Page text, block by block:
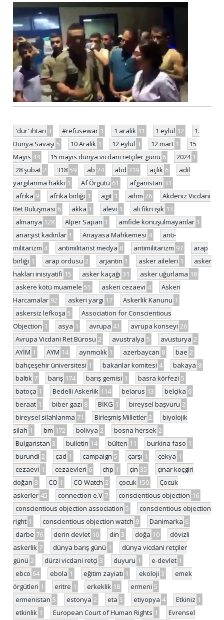
'dur' ihtarı 3 #refusewar 1 1 aralık 11 1 eylül 12
1.
Dünya Savaşı 5 10 Aralık 1 12 eylül 3 12 mart 1
15
Mayıs 44 15 mayıs dünya vicdani retçiler günü 6 2024 1
28 şubat 2 318 59 ab 24 abd 319 açlık 6
adil
yargılanma hakkı 1 Af Örgütü 61 afganistan 31
afrika 9 afrika birliği 1 agit 1 aihm 26
Akdeniz Vicdani
Ret Buluşması 6 akka 1 alevi 1 ali fikri ışık 13
almanya 128 Alper Sapan 1 amfide konuşulmayanlar 1
anarşist kadınlar 1 Anayasa Mahkemesi 4
anti-
militarizm 4 antimilitarist medya 8 antimilitarizm 97
arap
birliği 1 arap ordusu 2 arjantin 1 asker aileleri 1
asker
hakları inisiyatifi 15 asker kaçağı 31 asker uğurlama 18
askere kötü muamele 55 askeri cezaevi 4
Askeri
Harcamalar 92 askeri yargı 17 Askerlik Kanunu 1
askersiz lefkoşa 5
Association for Conscientious
Objection 1 asya 1 avrupa 41 avrupa konseyi 26
Avrupa Vicdani Ret Bürosu 2 avustralya 5 avusturya 2
AYİM 1 AYM 14 ayrımcılık 1 azerbaycan 8 bae 2
bahçeşehir üniversitesi 1 bakanlar komitesi 4 bakaya 8
baltık 7 barış 174 barış gemisi 1 basra körfezi 5
batoça 1 Bedelli Askerlik 114 belarus 13 belçika 6
beraat 1 biber gazı 8 BİKG 1 bireysel başvuru 2
bireysel silahlanma 71 Birleşmiş Milletler 2
biyolojik
silah 1 bm 172 bolivya 2 bosna hersek 2
Bulgaristan 3 bulletin 14 bülten 11 burkina faso 1
burundi 2 çad 1 campaign 5 çarşı 1 çekya 1
cezaevi 1 cezaevleri 6 chp 1 çin 35
çınar koçgiri
doğan 3 CO 1 CO Watch 2 çocuk 150
Çocuk
askerler 45 connection e.V 7 conscientious objection 16
conscientious objection association 5
conscientious objection
right 1 conscientious objection watch 9 Danimarka 6
darbe 76 derin devlet 10 din 3 doğa 10
dövizli
askerlik 7 dünya barış günü 1
dünya vicdani retçiler
günü 2 dürzi vicdani retçi 3 duyuru 1 e-devlet 1
ebco 64 ebola 1 eğitim zayiatı 1 ekoloji 3
emek
örgütleri 1 eritre 1 erkeklik 18 ermeni 5
ermenistan 5 estonya 2 eta 5 etiyopya 4 Etkiniz 1
etkinlik 1 European Court of Human Rights 1
Evrensel